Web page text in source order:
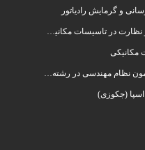
و گرمایش رادیاتور
در تاسیسات مکانیکی
مکانیکی
طراحی و نظارت تاسیسات مکانیکی ساختمان
(جکوزی)